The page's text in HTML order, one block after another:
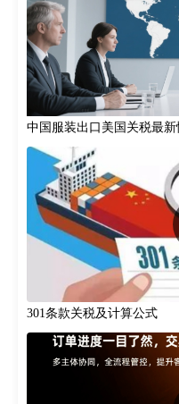
中国服装出口美国关税最
301条款关税‌及计算公式